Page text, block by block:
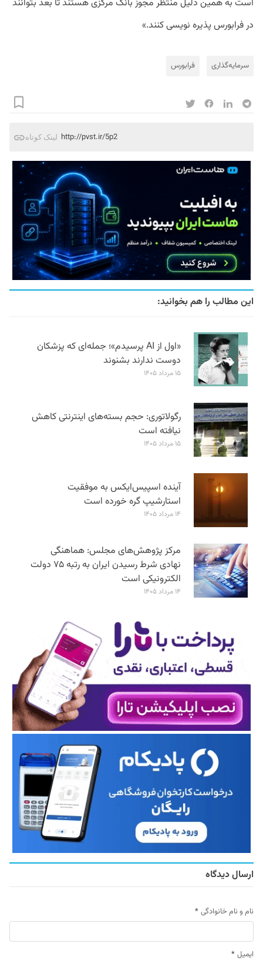
است به همین دلیل منتظر مجوز بانک مرکزی هستند تا بعد بتوانند
در فرابورس پذیره نویسی کنند.»
سرمایه‌گذاری فرابورس
لینک کوتاه http://pvst.ir/5p2
این مطالب را هم بخوانید:
«اول از AI پرسیدم»؛ جمله‌ای که پزشکان
دوست ندارند بشنوند
۱۵ مرداد ۱۴۰۵
رگولاتوری: حجم بسته‌های اینترنتی کاهش
نیافته است
۱۵ مرداد ۱۴۰۵
آینده اسپیس‌ایکس به موفقیت
استارشیپ گره خورده است
۱۴ مرداد ۱۴۰۵
مرکز پژوهش‌های مجلس: هماهنگی
نهادی شرط رسیدن ایران به رتبه ۷۵ دولت
الکترونیکی است
۱۴ مرداد ۱۴۰۵
ارسال دیدگاه
نام و نام خانوادگی *
ایمیل *